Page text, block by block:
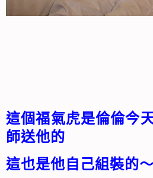
這個福氣虎是倫倫今
師送他的
這也是他自己組裝的～